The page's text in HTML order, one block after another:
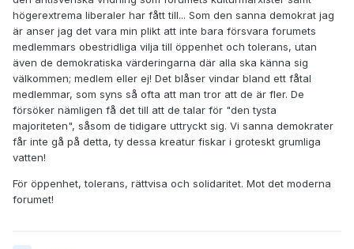
högerextrema liberaler har fått till... Som den sanna demokrat jag
är anser jag det vara min plikt att inte bara försvara forumets
medlemmars obestridliga vilja till öppenhet och tolerans, utan
även de demokratiska värderingarna där alla ska känna sig
välkommen; medlem eller ej! Det blåser vindar bland ett fåtal
medlemmar, som syns så ofta att man tror att de är fler. De
försöker nämligen få det till att de talar för "den tysta
majoriteten", såsom de tidigare uttryckt sig. Vi sanna demokrater
får inte gå på detta, ty dessa kreatur fiskar i groteskt grumliga
vatten!
För öppenhet, tolerans, rättvisa och solidaritet. Mot det moderna
forumet!